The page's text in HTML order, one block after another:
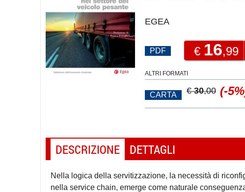
EGEA
PDF € 16,99
ALTRI FORMATI
CARTA €30,00 (-
DESCRIZIONE DETTAGLI
Nella logica della servitizzazione, la necessità di
nella service chain, emerge come naturale